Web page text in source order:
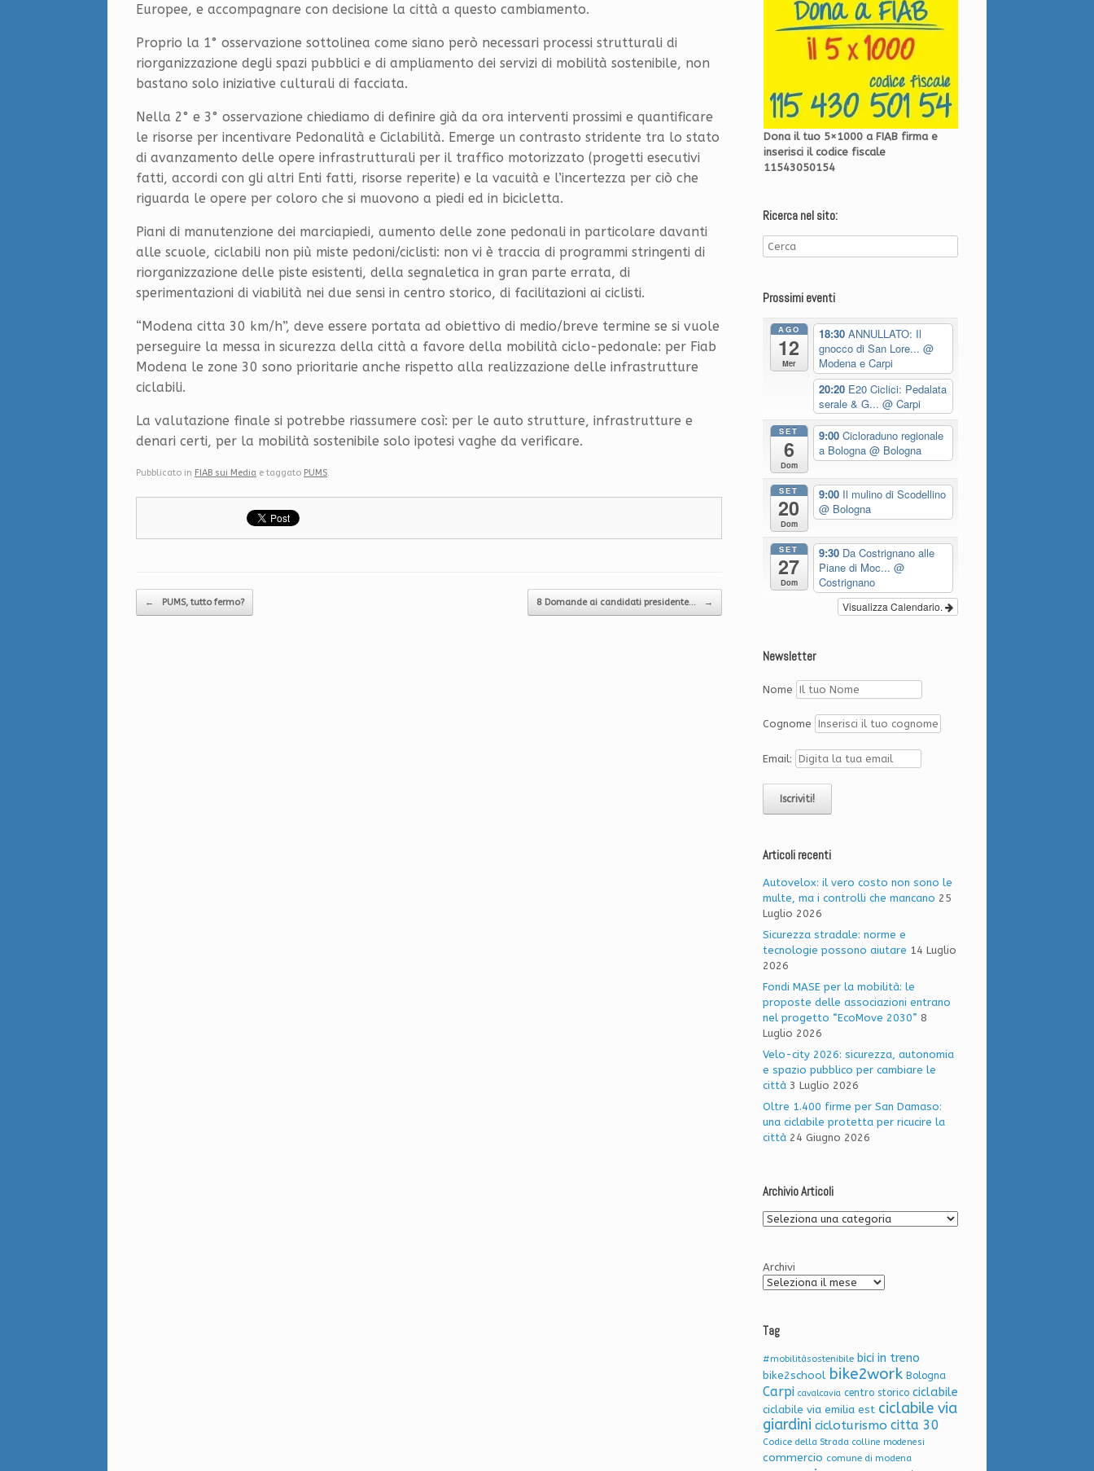
Europee, e accompagnare con decisione la città a questo cambiamento.
Proprio la 1° osservazione sottolinea come siano però necessari processi strutturali di
riorganizzazione degli spazi pubblici e di ampliamento dei servizi di mobilità sostenibile, non
bastano solo iniziative culturali di facciata.
Nella 2° e 3° osservazione chiediamo di definire già da ora interventi prossimi e quantificare
le risorse per incentivare Pedonalità e Ciclabilità. Emerge un contrasto stridente tra lo stato
di avanzamento delle opere infrastrutturali per il traffico motorizzato (progetti esecutivi
fatti, accordi con gli altri Enti fatti, risorse reperite) e la vacuità e l’incertezza per ciò che
riguarda le opere per coloro che si muovono a piedi ed in bicicletta.
Piani di manutenzione dei marciapiedi, aumento delle zone pedonali in particolare davanti
alle scuole, ciclabili non più miste pedoni/ciclisti: non vi è traccia di programmi stringenti di
riorganizzazione delle piste esistenti, della segnaletica in gran parte errata, di
sperimentazioni di viabilità nei due sensi in centro storico, di facilitazioni ai ciclisti.
“Modena citta 30 km/h”, deve essere portata ad obiettivo di medio/breve termine se si vuole
perseguire la messa in sicurezza della città a favore della mobilità ciclo-pedonale: per Fiab
Modena le zone 30 sono prioritarie anche rispetto alla realizzazione delle infrastrutture
ciclabili.
La valutazione finale si potrebbe riassumere così: per le auto strutture, infrastrutture e
denari certi, per la mobilità sostenibile solo ipotesi vaghe da verificare.
Pubblicato in FIAB sui Media e taggato PUMS
Navigazione articolo
← PUMS, tutto fermo? 8 Domande ai candidati presidente… →
Dona il tuo 5×1000 a FIAB firma e
inserisci il codice fiscale
11543050154
Ricerca nel sito:
Prossimi eventi
AGO
12
Mer
18:30 ANNULLATO: Il
gnocco di San Lore... @
Modena e Carpi
20:20 E20 Ciclici: Pedalata
serale & G... @ Carpi
SET
6
Dom
9:00 Cicloraduno regionale
a Bologna @ Bologna
SET
20
Dom
9:00 Il mulino di Scodellino
@ Bologna
SET
27
Dom
9:30 Da Costrignano alle
Piane di Moc... @
Costrignano
Visualizza Calendario.
Newsletter
Nome
Cognome
Email:
Articoli recenti
Autovelox: il vero costo non sono le
multe, ma i controlli che mancano 25
Luglio 2026
Sicurezza stradale: norme e
tecnologie possono aiutare 14 Luglio
2026
Fondi MASE per la mobilità: le
proposte delle associazioni entrano
nel progetto “EcoMove 2030” 8
Luglio 2026
Velo-city 2026: sicurezza, autonomia
e spazio pubblico per cambiare le
città 3 Luglio 2026
Oltre 1.400 firme per San Damaso:
una ciclabile protetta per ricucire la
città 24 Giugno 2026
Archivio Articoli
Archivio
Archivi
Tag
#mobilitàsostenibile bici in treno
bike2school bike2work Bologna
Carpi cavalcavia centro storico ciclabile
ciclabile via emilia est ciclabile via
giardini cicloturismo citta 30
Codice della Strada colline modenesi
commercio comune di modena